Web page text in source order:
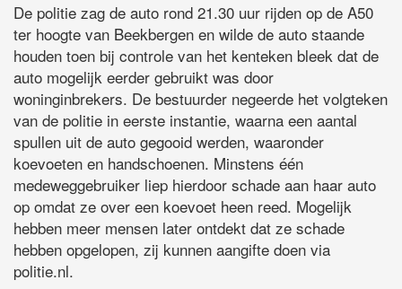
De politie zag de auto rond 21.30 uur rijden op de A50
ter hoogte van Beekbergen en wilde de auto staande
houden toen bij controle van het kenteken bleek dat de
auto mogelijk eerder gebruikt was door
woninginbrekers. De bestuurder negeerde het volgteken
van de politie in eerste instantie, waarna een aantal
spullen uit de auto gegooid werden, waaronder
koevoeten en handschoenen. Minstens één
medeweggebruiker liep hierdoor schade aan haar auto
op omdat ze over een koevoet heen reed. Mogelijk
hebben meer mensen later ontdekt dat ze schade
hebben opgelopen, zij kunnen aangifte doen via
politie.nl.